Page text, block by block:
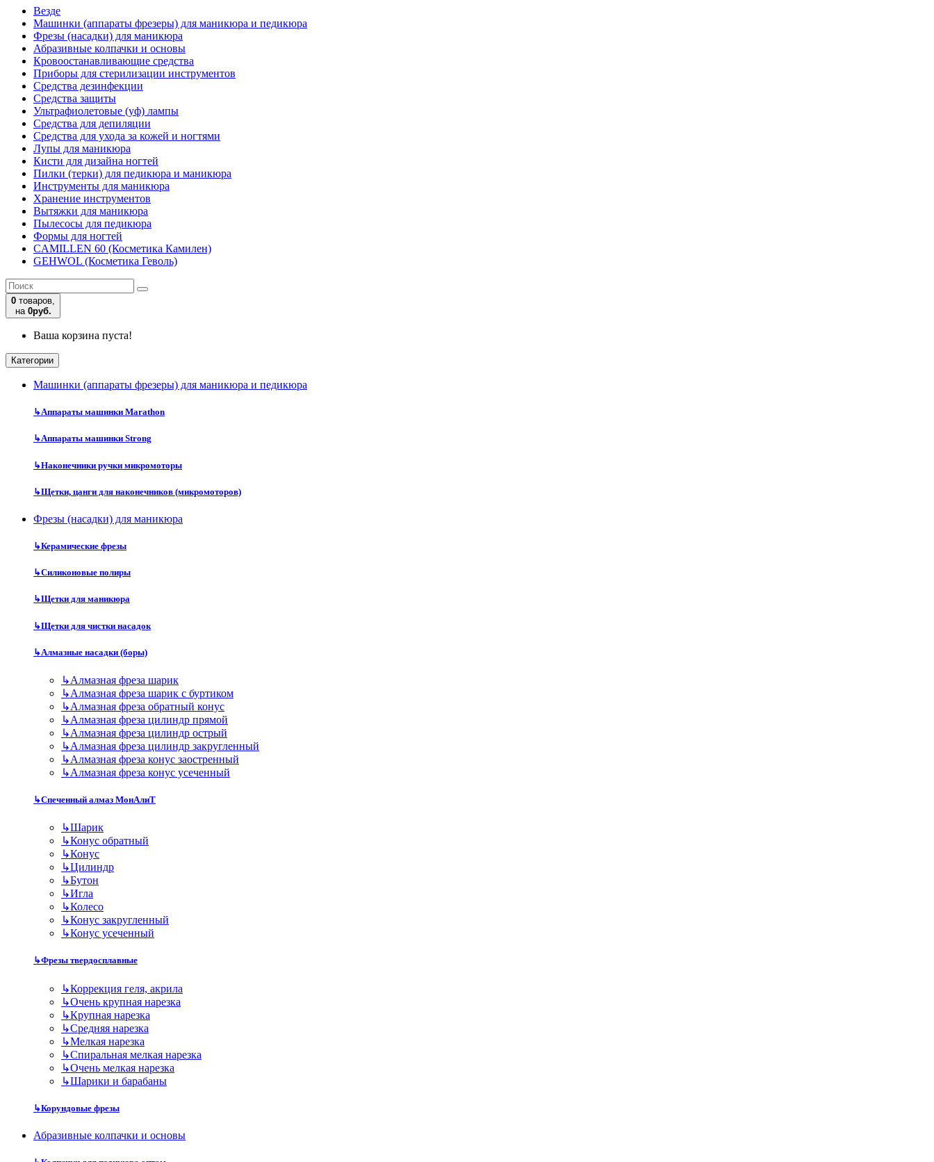
Везде
Машинки (аппараты фрезеры) для маникюра и педикюра
Фрезы (насадки) для маникюра
Абразивные колпачки и основы
Кровоостанавливающие средства
Приборы для стерилизации инструментов
Средства дезинфекции
Средства защиты
Ультрафиолетовые (уф) лампы
Средства для депиляции
Средства для ухода за кожей и ногтями
Лупы для маникюра
Кисти для дизайна ногтей
Пилки (терки) для педикюра и маникюра
Инструменты для маникюра
Хранение инструментов
Вытяжки для маникюра
Пылесосы для педикюра
Формы для ногтей
CAMILLEN 60 (Косметика Камилен)
GEHWOL (Косметика Геволь)
0 товаров,
на 0руб.
Ваша корзина пуста!
Категории
Машинки (аппараты фрезеры) для маникюра и педикюра
↳Аппараты машинки Marathon
↳Аппараты машинки Strong
↳Наконечники ручки микромоторы
↳Щетки, цанги для наконечников (микромоторов)
Фрезы (насадки) для маникюра
↳Керамические фрезы
↳Силиконовые полиры
↳Щетки для маникюра
↳Щетки для чистки насадок
↳Алмазные насадки (боры)
↳Алмазная фреза шарик
↳Алмазная фреза шарик с буртиком
↳Алмазная фреза обратный конус
↳Алмазная фреза цилиндр прямой
↳Алмазная фреза цилиндр острый
↳Алмазная фреза цилиндр закругленный
↳Алмазная фреза конус заостренный
↳Алмазная фреза конус усеченный
↳Спеченный алмаз МонАлиТ
↳Шарик
↳Конус обратный
↳Конус
↳Цилиндр
↳Бутон
↳Игла
↳Колесо
↳Конус закругленный
↳Конус усеченный
↳Фрезы твердосплавные
↳Коррекция геля, акрила
↳Очень крупная нарезка
↳Крупная нарезка
↳Средняя нарезка
↳Мелкая нарезка
↳Спиральная мелкая нарезка
↳Очень мелкая нарезка
↳Шарики и барабаны
↳Корундовые фрезы
Абразивные колпачки и основы